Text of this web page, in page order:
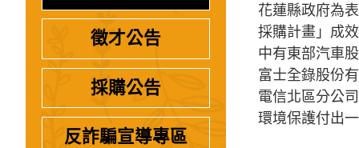
徵才公告
採購公告
反詐騙宣導專區
花蓮縣政府為
採購計畫」成
中有東部汽車
富士全錄股份
電信北區分公
環境保護付出